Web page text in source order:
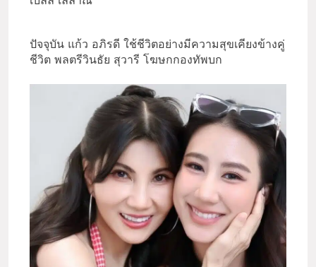
ปัจจุบัน แก้ว อภิรดี ใช้ชีวิตอย่างมีความสุขเคียงข้างคู่
ชีวิต พลตรีวินธัย สุวารี โฆษกกองทัพบก